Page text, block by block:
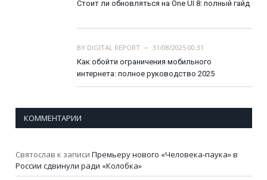
Стоит ли обновляться на One UI 8: полный гайд
BY DIGITAL REPORT
31/08/2025 00:31
Как обойти ограничения мобильного
интернета: полное руководство 2025
КОММЕНТАРИИ
Святослав к записи Премьеру нового «Человека-паука» в
России сдвинули ради «Колобка»